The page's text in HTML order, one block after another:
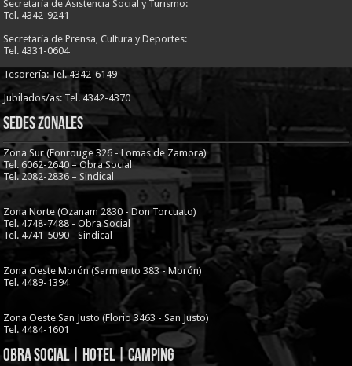
Secretaría de Asistencia Social y Turismo:
Tel. 4342-9241
Secretaría de Prensa, Cultura y Deportes:
Tel. 4331-0604
Tesorería: Tel. 4342-6149
Jubilados/as: Tel. 4342-4370
Sedes Zonales
Zona Sur (Fonrouge 326 - Lomas de Zamora)
Tel. 6062-2640 – Obra Social
Tel. 2082-2836 – Sindical
Zona Norte (Ozanam 2830 - Don Torcuato)
Tel. 4748-7488 - Obra Social
Tel. 4741-5090 - Sindical
Zona Oeste Morón (Sarmiento 383 - Morón)
Tel. 4489-1394
Zona Oeste San Justo (Florio 3463 - San Justo)
Tel. 4484-1601
Obra Social | Hotel | Camping